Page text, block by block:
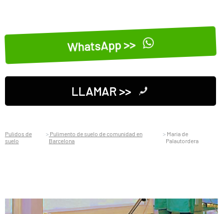
WhatsApp >>
LLAMAR >>
Pulidos de
suelo
Pulimento de suelo de comunidad en
Barcelona
Maria de
Palautordera